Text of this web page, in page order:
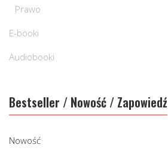
Prawo
E-booki
Audiobooki
Bestseller / Nowość / Zapowiedź
Nowość